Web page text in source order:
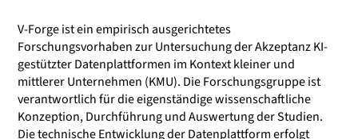
V-Forge ist ein empirisch ausgerichtetes
Forschungsvorhaben zur Untersuchung der Akzeptanz KI-
gestützter Datenplattformen im Kontext kleiner und
mittlerer Unternehmen (KMU). Die Forschungsgruppe ist
verantwortlich für die eigenständige wissenschaftliche
Konzeption, Durchführung und Auswertung der Studien.
Die technische Entwicklung der Datenplattform erfolgt